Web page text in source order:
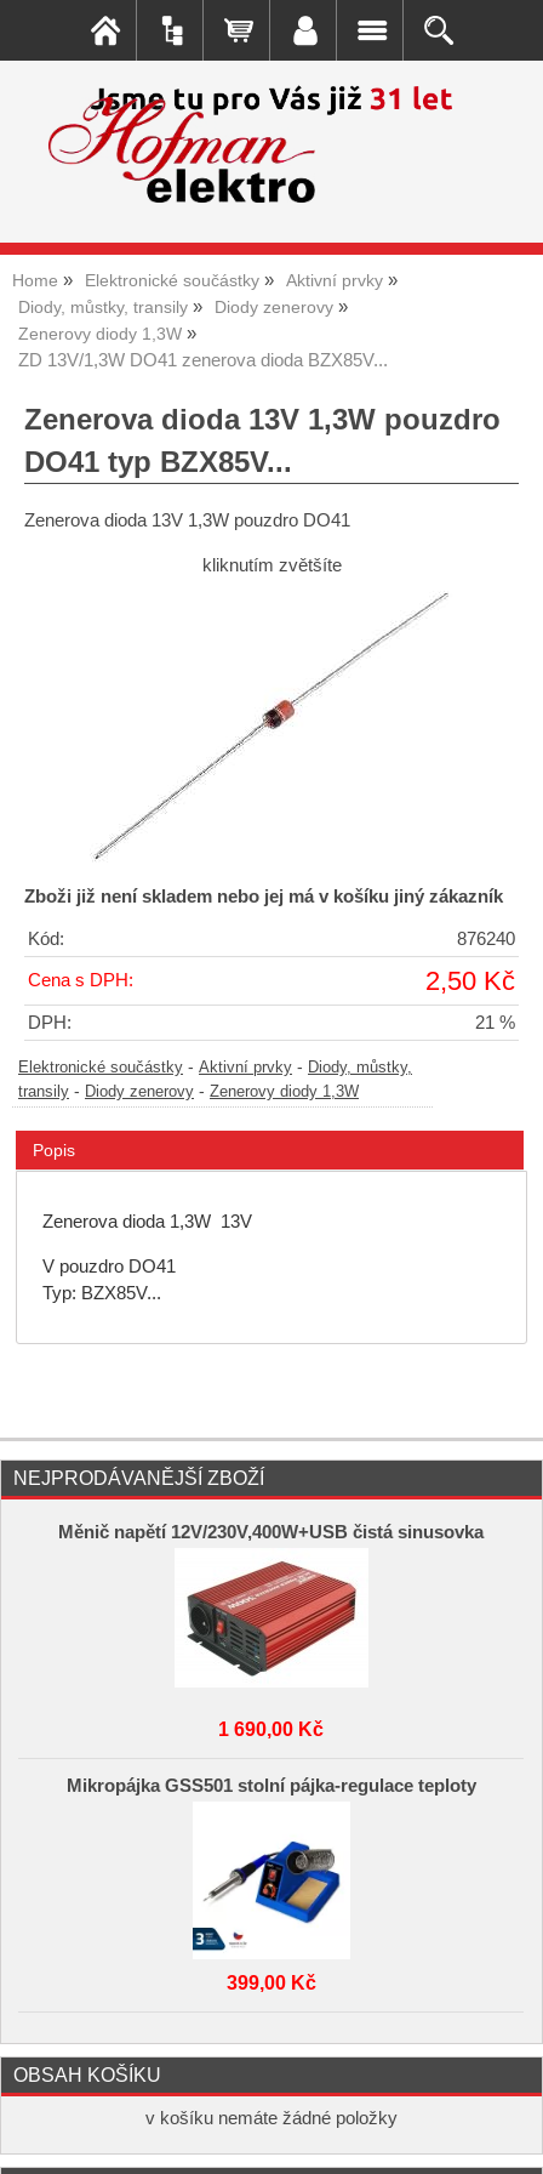
Home Elektronické součástky
Aktivní prvky
Diody, můstky, transily
Diody zenerovy
Zenerovy diody 1,3W
ZD 13V/1,3W DO41 zenerova dioda BZX85V...
Zenerova dioda 13V 1,3W pouzdro
DO41 typ BZX85V...
Zenerova dioda 13V 1,3W pouzdro DO41
kliknutím zvětšíte
Zboži již není skladem nebo jej má v košíku jiný zákazník
Kód: 876240
Cena s DPH: 2,50 Kč
DPH: 21 %
Elektronické součástky - Aktivní prvky - Diody, můstky,
transily - Diody zenerovy - Zenerovy diody 1,3W
Popis
Zenerova dioda 1,3W 13V
V pouzdro DO41
Typ: BZX85V...
NEJPRODÁVANĚJŠÍ ZBOŽÍ
Měnič napětí 12V/230V,400W+USB čistá sinusovka
1 690,00 Kč
Mikropájka GSS501 stolní pájka-regulace teploty
399,00 Kč
OBSAH KOŠÍKU
v košíku nemáte žádné položky